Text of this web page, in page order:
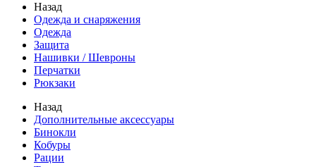
Назад
Одежда и снаряжения
Одежда
Защита
Нашивки / Шевроны
Перчатки
Рюкзаки
Назад
Дополнительные аксессуары
Бинокли
Кобуры
Рации